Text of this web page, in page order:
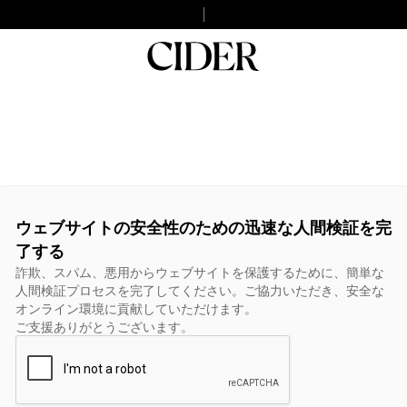
ウェブサイトの安全性のための迅速な人間検証を完
了する
詐欺、スパム、悪用からウェブサイトを保護するために、簡単な
人間検証プロセスを完了してください。ご協力いただき、安全な
オンライン環境に貢献していただけます。
ご支援ありがとうございます。